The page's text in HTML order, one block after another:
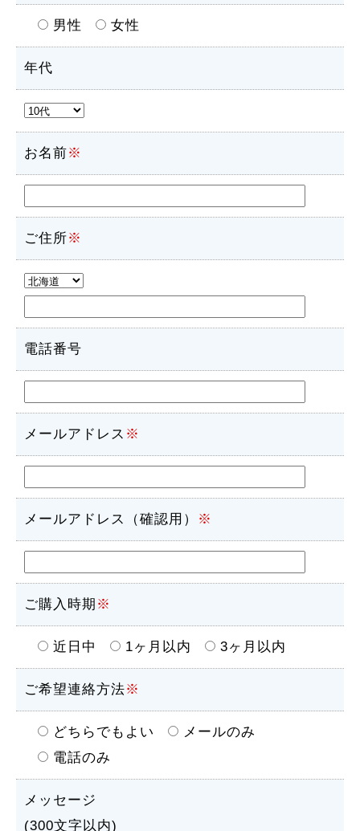
男性 女性
年代
お名前※
ご住所※
電話番号
メールアドレス ※
メールアドレス（確認用） ※
ご購入時期 ※
近日中 1ヶ月以内 3ヶ月以内
ご希望連絡方法※
どちらでもよい
メールのみ
電話のみ
メッセージ
(300文字以内)